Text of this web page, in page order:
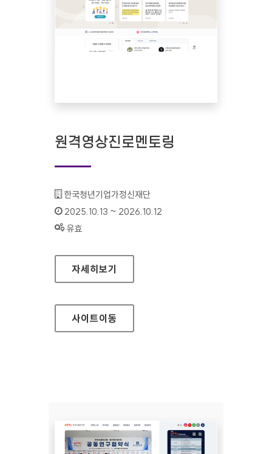
원격영상진로멘토링
기관명 :
한국청년기업가정신재단
인증기간 :
2025.10.13 ~ 2026.10.12
상태 :
유효
원격영상진로멘토링
자세히보기
사이트이동